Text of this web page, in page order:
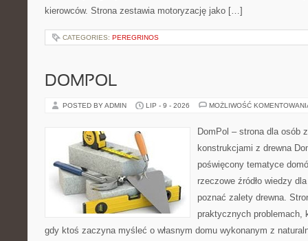
kierowców. Strona zestawia motoryzację jako […]
CATEGORIES: PEREGRINOS
DOMPOL
POSTED BY ADMIN LIP - 9 - 2026 MOŻLIWOŚĆ
DomPol – strona dla osób
konstrukcjami z drewna
poświęcony tematyce
rzeczowe źródło wiedzy
poznać zalety drewna.
praktycznych problemach,
gdy ktoś zaczyna myśleć o własnym domu wykonanym z